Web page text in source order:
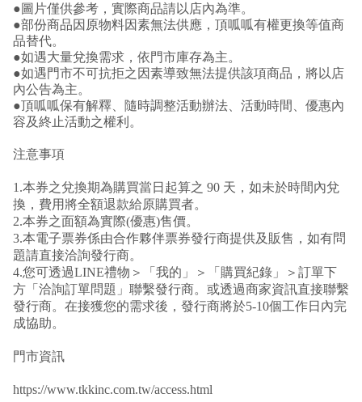
●圖片僅供參考，實際商品請以店內為準。
●部份商品因原物料因素無法供應，頂呱呱有權更換等值商
品替代。
●如遇大量兌換需求，依門市庫存為主。
●如遇門市不可抗拒之因素導致無法提供該項商品，將以店
內公告為主。
●頂呱呱保有解釋、隨時調整活動辦法、活動時間、優惠內
容及終止活動之權利。
注意事項
1.本券之兌換期為購買當日起算之 90 天，如未於時間內兌
換，費用將全額退款給原購買者。
2.本券之面額為實際(優惠)售價。
3.本電子票券係由合作夥伴票券發行商提供及販售，如有問
題請直接洽詢發行商。
4.您可透過LINE禮物＞「我的」＞「購買紀錄」＞訂單下
方「洽詢訂單問題」聯繫發行商。或透過商家資訊直接聯繫
發行商。在接獲您的需求後，發行商將於5-10個工作日內完
成協助。
門市資訊
https://www.tkkinc.com.tw/access.html